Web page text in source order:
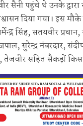
सैनी पहुंचे थे उनके
दिया गया। इस
सिंह, सतयवीर
सुरेन्द्र नंबरदार,
सहित सैकड़ों